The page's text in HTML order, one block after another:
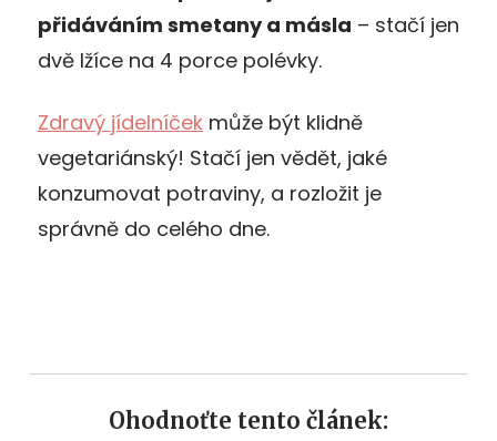
přidáváním smetany a másla – stačí jen
dvě lžíce na 4 porce polévky.
Zdravý jídelníček může být klidně
vegetariánský! Stačí jen vědět, jaké
konzumovat potraviny, a rozložit je
správně do celého dne.
Ohodnoťte tento článek: